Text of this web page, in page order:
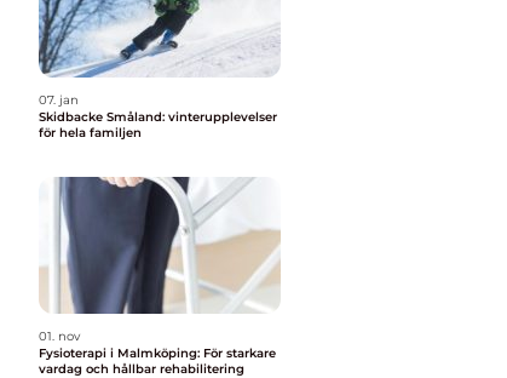
07. jan
Skidbacke Småland: vinterupplevelser
för hela familjen
01. nov
Fysioterapi i Malmköping: För starkare
vardag och hållbar rehabilitering